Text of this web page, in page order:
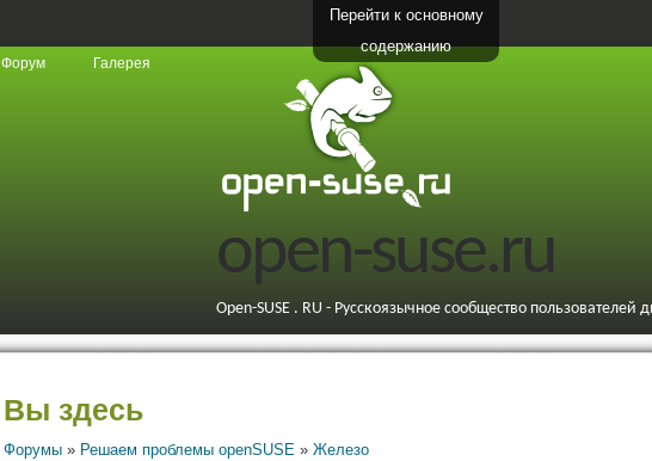
Перейти к основному
содержанию
Форум Галерея
open-suse.ru
Open-SUSE . RU - Русскоязычное сообщество пользователей
Вы здесь
Форумы » Решаем проблемы openSUSE » Железо